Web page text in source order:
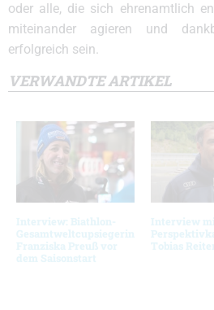
oder alle, die sich ehrenamtlich
miteinander agieren und
erfolgreich sein.
VERWANDTE ARTIKEL
Interview: Biathlon-
Gesamtweltcupsiegerin
Franziska Preuß vor
dem Saisonstart
Interview
Tobias